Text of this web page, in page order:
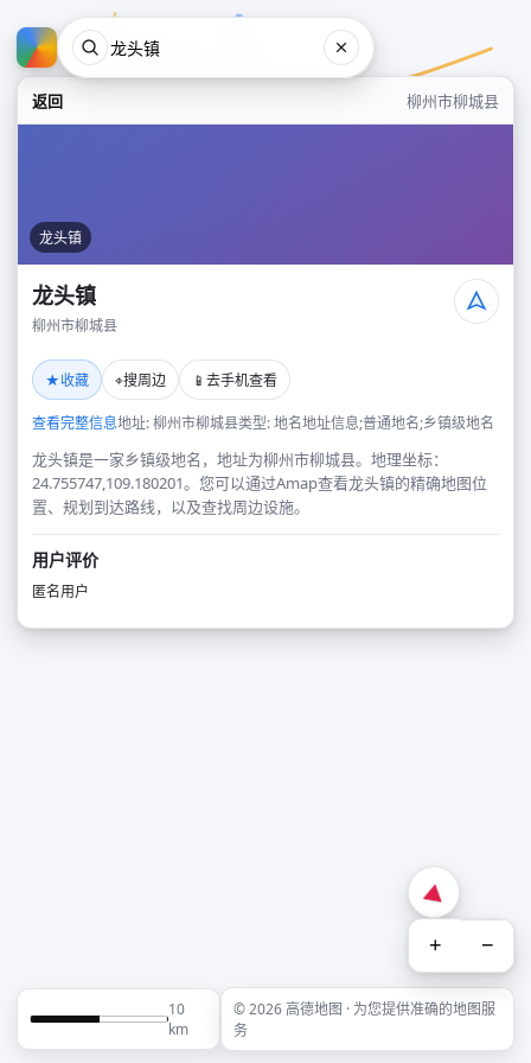
返回 柳州市柳城县
龙头镇
龙头镇
柳州市柳城县
★收藏 ⌖搜周边 📱 去手机查看
查看完整信息地址: 柳州市柳城县类型: 地名地址信息;普通地名;乡镇级地名
龙头镇是一家乡镇级地名，地址为柳州市柳城县。地理坐标：
24.755747,109.180201。您可以通过Amap查看龙头镇的精确地图位
置、规划到达路线，以及查找周边设施。
用户评价
匿名用户
+ −
10
km
© 2026 高德地图 · 为您提供准确的地图服
务